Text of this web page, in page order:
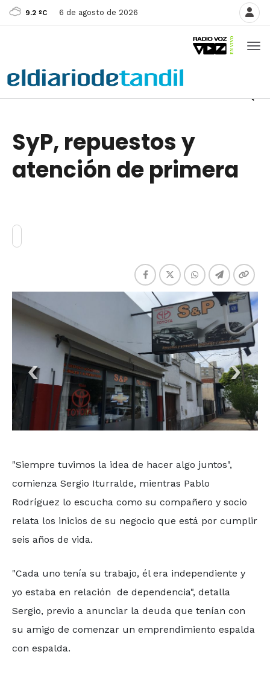
9.2 ºC 6 de agosto de 2026
20 de noviembre de 2018
SyP, repuestos y
atención de primera
"Siempre tuvimos la idea de hacer algo juntos",
comienza Sergio Iturralde, mientras Pablo
Rodríguez lo escucha como su compañero y socio
relata los inicios de su negocio que está por cumplir
seis años de vida.
"Cada uno tenía su trabajo, él era independiente y
yo estaba en relación de dependencia", detalla
Sergio, previo a anunciar la deuda que tenían con
su amigo de comenzar un emprendimiento espalda
con espalda.